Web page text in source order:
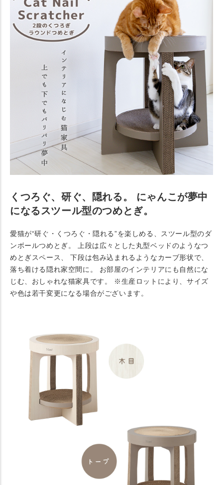
くつろぐ、研ぐ、隠れる。 にゃんこが夢中
になるスツール型のつめとぎ。
愛猫が“研ぐ・くつろぐ・隠れる”を楽しめる、スツール型のダ
ンボールつめとぎ。 上段は広々とした丸型ベッドのようなつ
めとぎスペース、 下段は包み込まれるようなカーブ形状で、
落ち着ける隠れ家空間に。 お部屋のインテリアにも自然にな
じむ、おしゃれな猫家具です。 ※生産ロットにより、サイズ
や色は若干変更になる場合がございます。